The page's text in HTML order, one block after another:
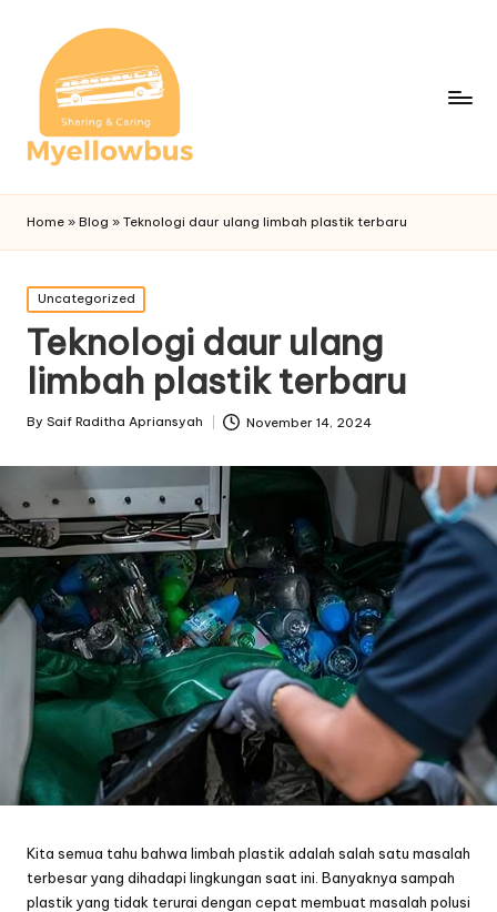
Home » Blog » Teknologi daur ulang limbah plastik terbaru
Posted
in
Uncategorized
Teknologi daur ulang
limbah plastik terbaru
Posted
By Saif Raditha Apriansyah November 14, 2024
Kita semua tahu bahwa limbah plastik adalah salah satu masalah
terbesar yang dihadapi lingkungan saat ini. Banyaknya sampah
plastik yang tidak terurai dengan cepat membuat masalah polusi